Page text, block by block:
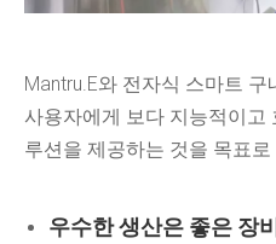
Mantru.E와 전자식 스마트
사용자에게 보다 지능적이고
루션을 제공하는 것을 목표로
우수한 생산은 좋은 장